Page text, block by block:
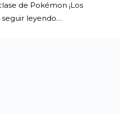
de Pokémon ¡Los
seguir leyendo…